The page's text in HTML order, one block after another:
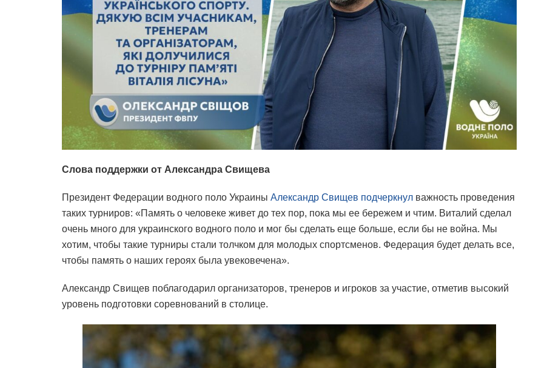
Слова поддержки от Александра Свищева
Президент Федерации водного поло Украины Александр Свищев подчеркнул важность проведения
таких турниров: «Память о человеке живет до тех пор, пока мы ее бережем и чтим. Виталий сделал
очень много для украинского водного поло и мог бы сделать еще больше, если бы не война. Мы
хотим, чтобы такие турниры стали толчком для молодых спортсменов. Федерация будет делать все,
чтобы память о наших героях была увековечена».
Александр Свищев поблагодарил организаторов, тренеров и игроков за участие, отметив высокий
уровень подготовки соревнований в столице.